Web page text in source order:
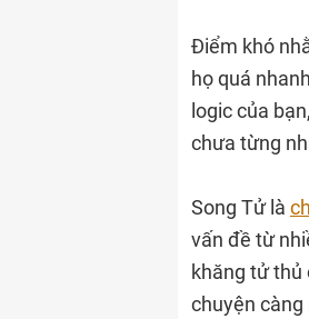
Điểm khó
họ quá
logic của
chưa từng
Song Tử là
vấn đề từ
khăng tử thủ
chuyện càng